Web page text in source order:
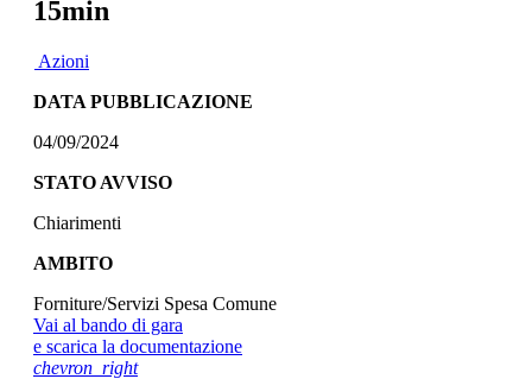
15min
Azioni
DATA PUBBLICAZIONE
04/09/2024
STATO AVVISO
Chiarimenti
AMBITO
Forniture/Servizi Spesa Comune
Vai al bando di gara
e scarica la documentazione
chevron_right